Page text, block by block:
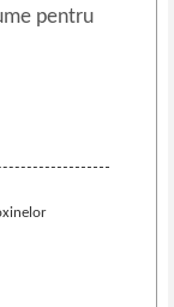
pentru